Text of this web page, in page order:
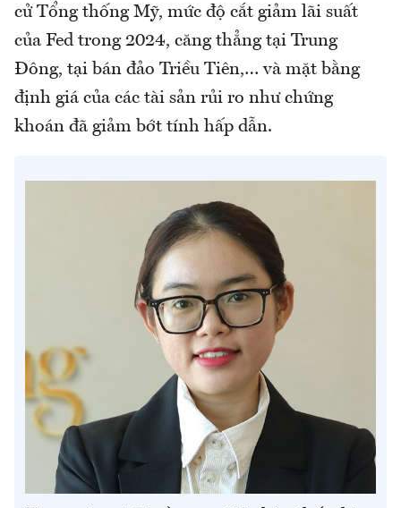
cử Tổng thống Mỹ, mức độ cắt giảm lãi suất
của Fed trong 2024, căng thẳng tại Trung
Đông, tại bán đảo Triều Tiên,… và mặt bằng
định giá của các tài sản rủi ro như chứng
khoán đã giảm bớt tính hấp dẫn.